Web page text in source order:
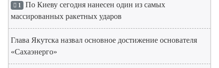
1 По Киеву сегодня нанесен один из самых
массированных ракетных ударов
Глава Якутска назвал основное достижение основателя
«Сахаэнерго»